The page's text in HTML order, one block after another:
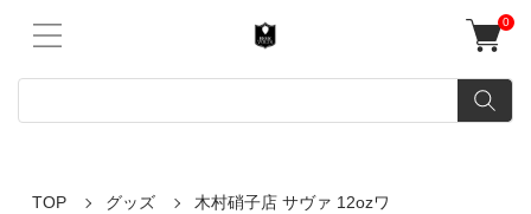
0
TOP グッズ 木村硝子店 サヴァ 12ozワ